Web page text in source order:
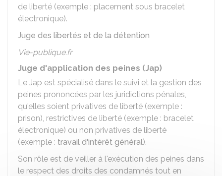
de liberté (exemple : placement sous bracelet
électronique).
Juge des libertés et de la détention
Vie-publique.fr
Juge d'application des peines (Jap)
Le Jap est spécialisé dans le suivi et la gestion des
peines prononcées par les juridictions pénales,
qu'elles soient privatives de liberté (exemple :
prison), restrictives de liberté (exemple : bracelet
électronique) ou non privatives de liberté
(exemple : travail d'intérêt général).
Son rôle est de veiller à l'exécution des peines dans
le respect des droits des condamnés tout en